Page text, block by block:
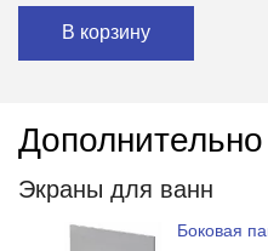
В корзину
Дополнительно
Экраны для ванн
Боковая